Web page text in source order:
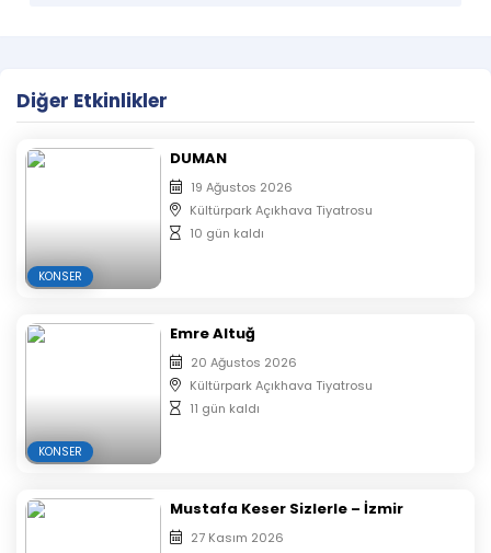
Diğer Etkinlikler
KONSER
DUMAN
19 Ağustos 2026
Kültürpark Açıkhava Tiyatrosu
10 gün kaldı
KONSER
Emre Altuğ
20 Ağustos 2026
Kültürpark Açıkhava Tiyatrosu
11 gün kaldı
Mustafa Keser Sizlerle – İzmir
27 Kasım 2026